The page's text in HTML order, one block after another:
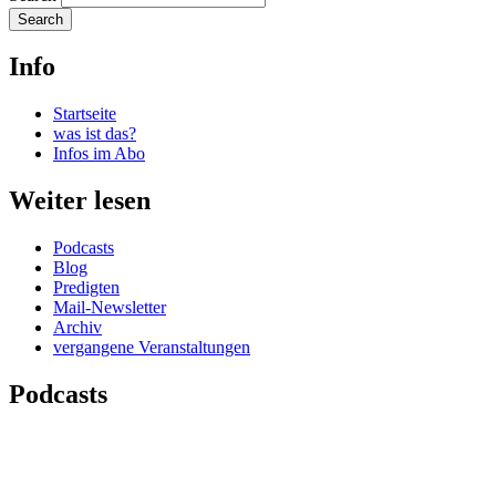
Info
Startseite
was ist das?
Infos im Abo
Weiter lesen
Podcasts
Blog
Predigten
Mail-Newsletter
Archiv
vergangene Veranstaltungen
Podcasts